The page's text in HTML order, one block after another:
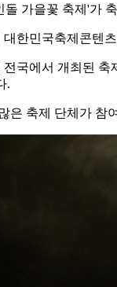
가을꽃 축제'가
한민국축제콘텐
국에서 개최된
.
은 축제 단체가 참